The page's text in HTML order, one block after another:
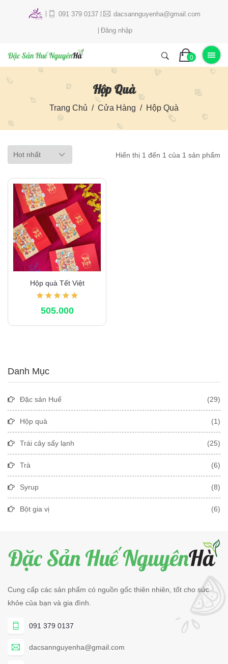
091 379 0137 dacsannguyenha@gmail.com
Đăng nhập
0
Hộp Quà
Trang Chủ Cửa Hàng Hộp Quà
Hiển thị 1 đến 1 của 1 sản phẩm
Hộp quà Tết Việt
505.000
Danh Mục
Đặc sản Huế (29)
Hộp quà (1)
Trái cây sấy lạnh (25)
Trà (6)
Syrup (8)
Bột gia vị (6)
Cung cấp các sản phẩm có nguồn gốc thiên nhiên, tốt cho sức
khỏe của bạn và gia đình.
091 379 0137
dacsannguyenha@gmail.com